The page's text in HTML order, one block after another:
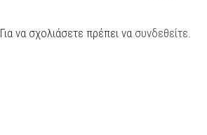
Για να σχολιάσετε πρέπει να συνδεθείτε.